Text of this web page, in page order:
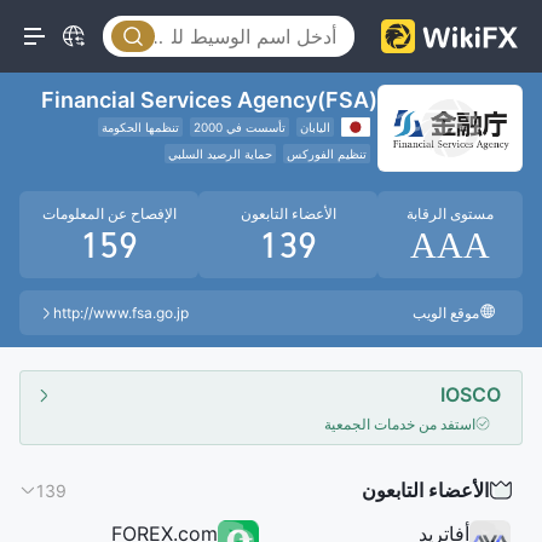
Financial Services Agency(FSA)
اليابان تأسست في 2000
تنظمها الحكومة
تنظيم الفوركس
حماية الرصيد السلبي
مستوى الرقابة
AAA
الأعضاء التابعون
139
الإفصاح عن المعلومات
159
موقع الويب http://www.fsa.go.jp
IOSCO
استفد من خدمات الجمعية
الأعضاء التابعون 139
أفاتريد FOREX.com